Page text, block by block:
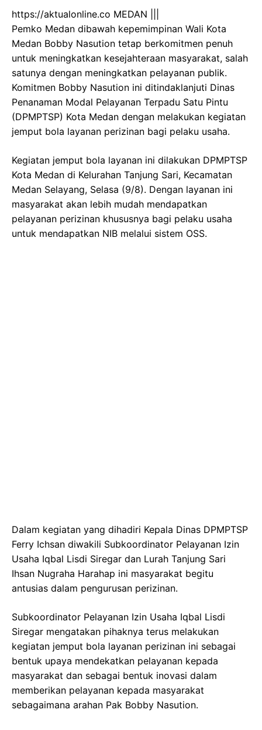
https://aktualonline.co MEDAN |||
Pemko Medan dibawah kepemimpinan Wali Kota
Medan Bobby Nasution tetap berkomitmen penuh
untuk meningkatkan kesejahteraan masyarakat, salah
satunya dengan meningkatkan pelayanan publik.
Komitmen Bobby Nasution ini ditindaklanjuti Dinas
Penanaman Modal Pelayanan Terpadu Satu Pintu
(DPMPTSP) Kota Medan dengan melakukan kegiatan
jemput bola layanan perizinan bagi pelaku usaha.
Kegiatan jemput bola layanan ini dilakukan DPMPTSP
Kota Medan di Kelurahan Tanjung Sari, Kecamatan
Medan Selayang, Selasa (9/8). Dengan layanan ini
masyarakat akan lebih mudah mendapatkan
pelayanan perizinan khususnya bagi pelaku usaha
untuk mendapatkan NIB melalui sistem OSS.
Dalam kegiatan yang dihadiri Kepala Dinas DPMPTSP
Ferry Ichsan diwakili Subkoordinator Pelayanan Izin
Usaha Iqbal Lisdi Siregar dan Lurah Tanjung Sari
Ihsan Nugraha Harahap ini masyarakat begitu
antusias dalam pengurusan perizinan.
Subkoordinator Pelayanan Izin Usaha Iqbal Lisdi
Siregar mengatakan pihaknya terus melakukan
kegiatan jemput bola layanan perizinan ini sebagai
bentuk upaya mendekatkan pelayanan kepada
masyarakat dan sebagai bentuk inovasi dalam
memberikan pelayanan kepada masyarakat
sebagaimana arahan Pak Bobby Nasution.